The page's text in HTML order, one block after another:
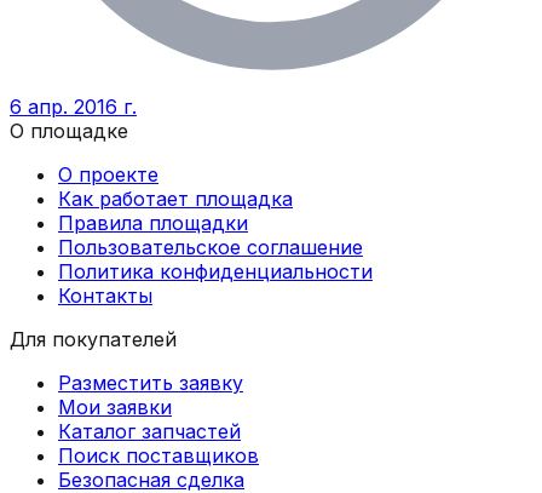
6 апр. 2016 г.
О площадке
О проекте
Как работает площадка
Правила площадки
Пользовательское соглашение
Политика конфиденциальности
Контакты
Для покупателей
Разместить заявку
Мои заявки
Каталог запчастей
Поиск поставщиков
Безопасная сделка